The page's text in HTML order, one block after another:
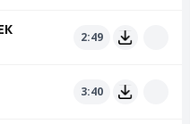
2:49
3:40